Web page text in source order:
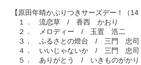
【原田年晴かぶりつきサーズデー！（14
１． 流恋草 / 香西 かおり
２． メロディー / 玉置 浩二
３． ふるさとの燈台 / 三門 忠司
４． いいじゃないか / 三門 忠司
５． ありがとう / いきものがかり